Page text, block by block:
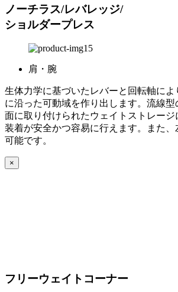
ノーチラス/レバレッジ/
ショルダープレス
肩・腕
生体力学に基づいたレバーと回転軸によ
に沿った可動域を作り出します。流線型
面に取り付けられたウェイトストレー
装着が安全かつ容易に行えます。また
可能です。
×
フリーウェイトコーナー